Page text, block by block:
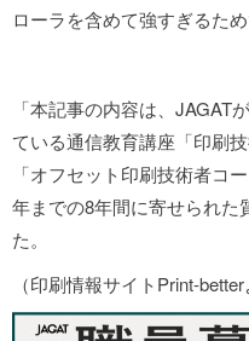
ローラを含めて強すぎるため
「本記事の内容は、JAGAT
ている通信教育講座「印刷
「オフセット印刷技術者コ
年までの8年間に寄せられた
た。
（印刷情報サイトPrint-better